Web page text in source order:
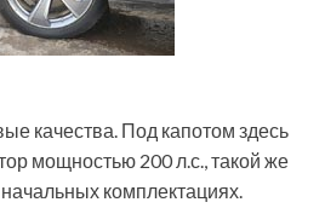
качества. Под капотом здесь
мощностью 200 л.с., такой же
комплектациях.